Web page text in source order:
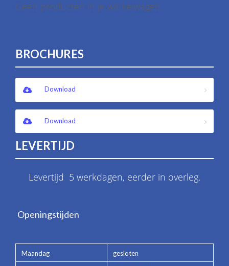
Geen producten in je winkelwagen.
BROCHURES
Download
Download
LEVERTIJD
Levertijd 5 werkdagen, eerder in overleg.
Openingstijden
Maandag gesloten